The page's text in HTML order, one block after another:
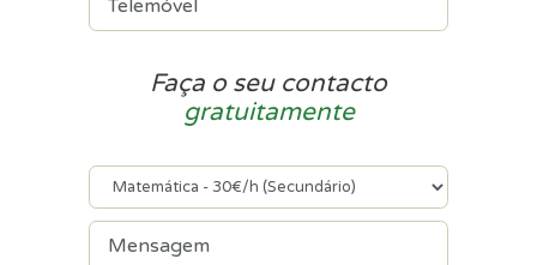
Faça o seu contacto
gratuitamente